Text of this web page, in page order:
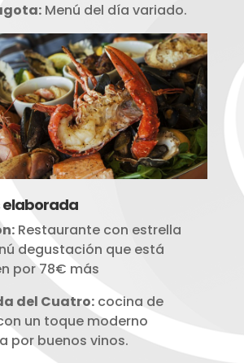
Menú del día variado.
elaborada
Restaurante con estrella
degustación que está
por 78€ más
del Cuatro:cocina de
un toque moderno
por buenos vinos.